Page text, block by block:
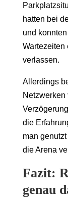
hatten bei
und
Wartezeiten
verlassen.
Allerdings
Netzwerken
die
man
die Arena
Fazit:
genau